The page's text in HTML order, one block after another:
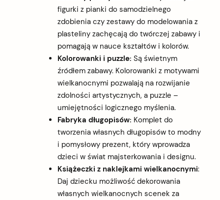
figurki z pianki do samodzielnego
zdobienia czy zestawy do modelowania z
plasteliny zachęcają do twórczej zabawy i
pomagają w nauce kształtów i kolorów.
Kolorowanki i puzzle: Są świetnym
źródłem zabawy. Kolorowanki z motywami
wielkanocnymi pozwalają na rozwijanie
zdolności artystycznych, a puzzle –
umiejętności logicznego myślenia.
Fabryka długopisów: Komplet do
tworzenia własnych długopisów to modny
i pomysłowy prezent, który wprowadza
dzieci w świat majsterkowania i designu.
Książeczki z naklejkami wielkanocnymi:
Daj dziecku możliwość dekorowania
własnych wielkanocnych scenek za